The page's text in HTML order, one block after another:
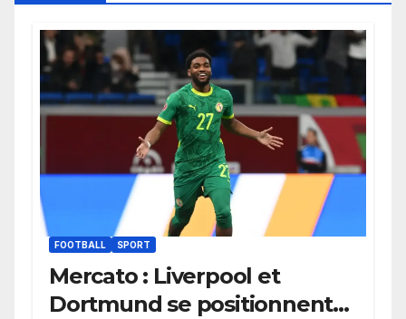
FOOTBALL SPORT
Mercato : Liverpool et
Dortmund se positionnent